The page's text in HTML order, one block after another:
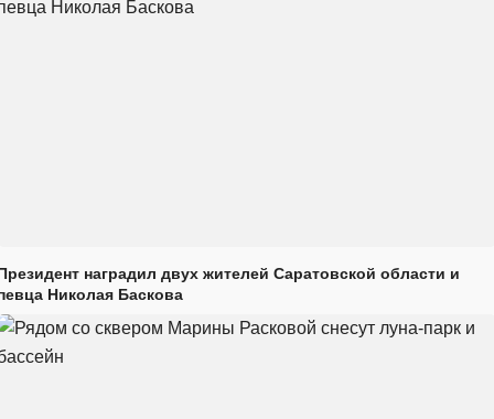
наградил двух жителей Саратовской области и
Николая Баскова